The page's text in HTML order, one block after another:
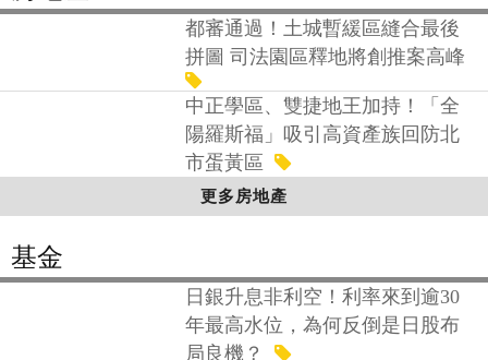
都審通過！土城暫緩區縫合最後
拼圖 司法園區釋地將創推案高峰
中正學區、雙捷地王加持！「全
陽羅斯福」吸引高資產族回防北
市蛋黃區
日銀升息非利空！利率來到逾30